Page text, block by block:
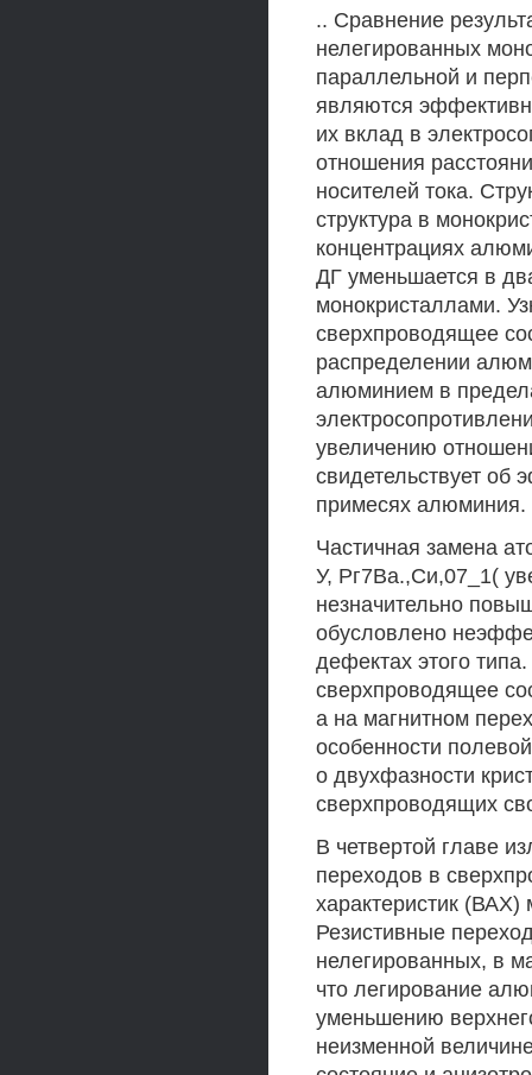
.. Сравнение
нелегированных
параллельной и
являются
их вклад в
отношения
носителей тока.
структура в
концентрациях
ДГ уменьшается в
монокристаллами.
сверхпроводящее
распределении
алюминием в
увеличению
свидетельствует об
примесях алюминия.
Частичная замена
У, Рг7Ва.,Си,07_1(
незначительно
обусловлено
дефектах этого
сверхпроводящее
а на магнитном
особенности
о двухфазности
сверхпроводящих
В четвертой главе
переходов в
характеристик
Резистивные
нелегированных, в
что легирование
уменьшению
неизменной